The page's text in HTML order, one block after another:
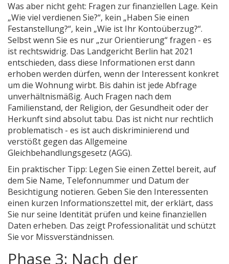
Was aber nicht geht: Fragen zur finanziellen Lage. Kein
„Wie viel verdienen Sie?“, kein „Haben Sie einen
Festanstellung?“, kein „Wie ist Ihr Kontoüberzug?“.
Selbst wenn Sie es nur „zur Orientierung“ fragen - es
ist rechtswidrig. Das Landgericht Berlin hat 2021
entschieden, dass diese Informationen erst dann
erhoben werden dürfen, wenn der Interessent konkret
um die Wohnung wirbt. Bis dahin ist jede Abfrage
unverhältnismäßig. Auch Fragen nach dem
Familienstand, der Religion, der Gesundheit oder der
Herkunft sind absolut tabu. Das ist nicht nur rechtlich
problematisch - es ist auch diskriminierend und
verstößt gegen das Allgemeine
Gleichbehandlungsgesetz (AGG).
Ein praktischer Tipp: Legen Sie einen Zettel bereit, auf
dem Sie Name, Telefonnummer und Datum der
Besichtigung notieren. Geben Sie den Interessenten
einen kurzen Informationszettel mit, der erklärt, dass
Sie nur seine Identität prüfen und keine finanziellen
Daten erheben. Das zeigt Professionalität und schützt
Sie vor Missverständnissen.
Phase 3: Nach der